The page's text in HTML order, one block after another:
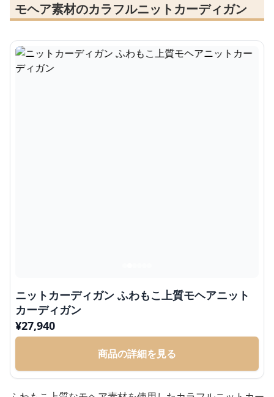
モヘア素材のカラフルニットカーディガン
ニットカーディガン ふわもこ上質モヘアニット
カーディガン
¥27,940
商品の詳細を見る